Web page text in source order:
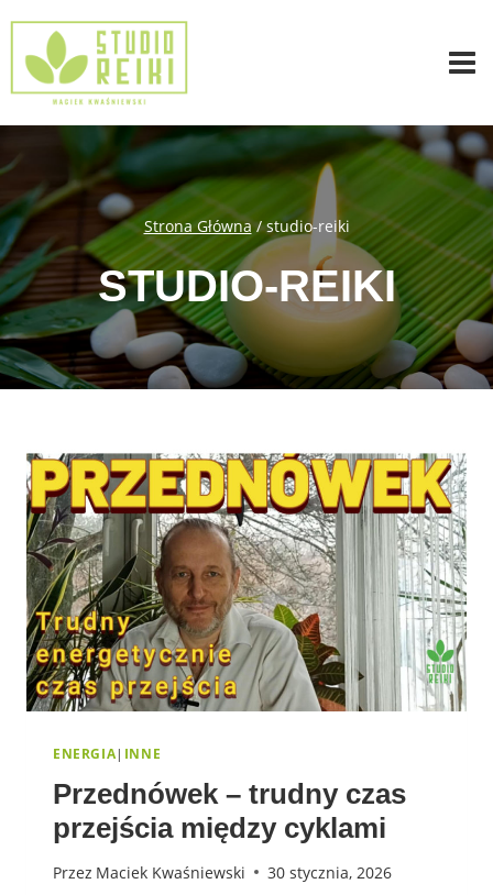
treści
Strona Główna / studio-reiki
STUDIO-REIKI
ENERGIA| INNE
Przednówek – trudny czas
przejścia między cyklami
Przez Maciek Kwaśniewski 30 stycznia, 2026